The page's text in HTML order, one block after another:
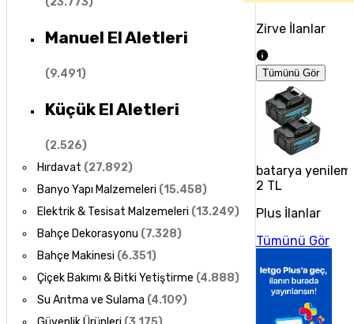
Manuel El Aletleri
(9.491)
Küçük El Aletleri
(2.526)
Hırdavat (27.892)
Banyo Yapı Malzemeleri (15.458)
Elektrik & Tesisat Malzemeleri (13.249)
Bahçe Dekorasyonu (7.328)
Bahçe Makinesi (6.351)
Çiçek Bakımı & Bitki Yetiştirme (4.888)
Su Arıtma ve Sulama (4.109)
Zirve İlanlar
Tümünü Gör
batarya
2 TL
Plus İlanlar
Tümünü Gör